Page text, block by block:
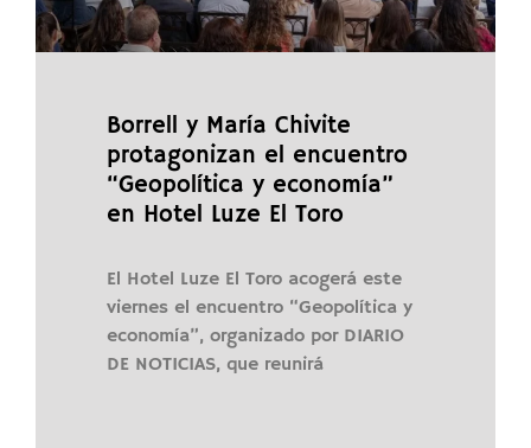
Borrell y María Chivite
protagonizan el encuentro
“Geopolítica y economía”
en Hotel Luze El Toro
El Hotel Luze El Toro acogerá este
viernes el encuentro “Geopolítica y
economía”, organizado por DIARIO
DE NOTICIAS, que reunirá